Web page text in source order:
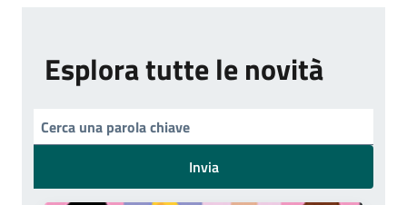
Esplora tutte le novità
Invia